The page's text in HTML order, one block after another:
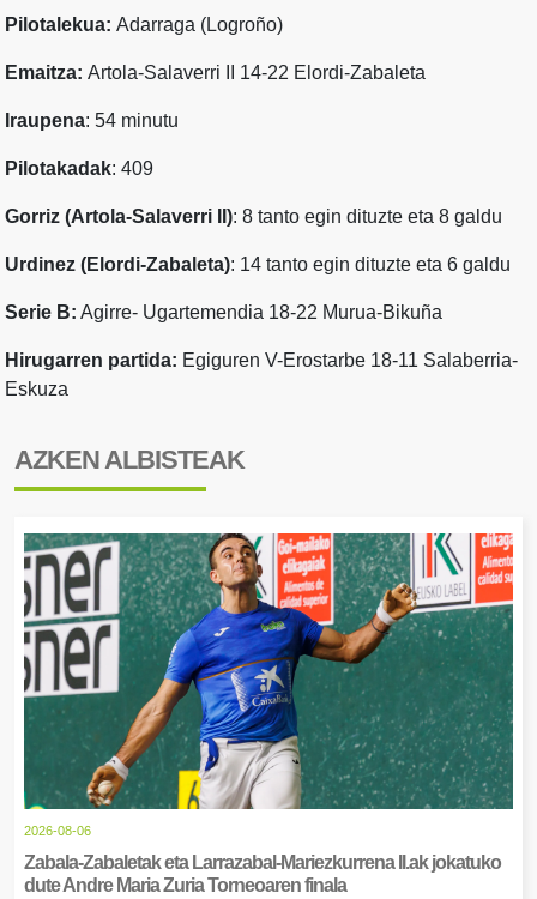
Pilotalekua: Adarraga (Logroño)
Emaitza: Artola-Salaverri II 14-22 Elordi-Zabaleta
Iraupena: 54 minutu
Pilotakadak: 409
Gorriz (Artola-Salaverri II): 8 tanto egin dituzte eta 8 galdu
Urdinez (Elordi-Zabaleta): 14 tanto egin dituzte eta 6 galdu
Serie B: Agirre- Ugartemendia 18-22 Murua-Bikuña
Hirugarren partida: Egiguren V-Erostarbe 18-11 Salaberria-
Eskuza
AZKEN ALBISTEAK
2026-08-06
Zabala-Zabaletak eta Larrazabal-Mariezkurrena II.ak jokatuko
dute Andre Maria Zuria Torneoaren finala